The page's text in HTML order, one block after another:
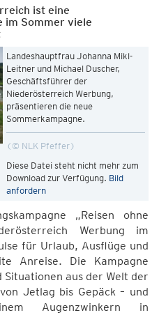
ist eine
im Sommer viele
Landeshauptfrau Johanna Mikl-
Leitner und Michael Duscher,
Geschäftsführer der
Niederösterreich Werbung,
präsentieren die neue
Sommerkampagne.
© NLK Pfeffer
Diese Datei steht nicht mehr zum
Download zur Verfügung. Bild
anfordern
„Reisen ohne
Werbung im
für Urlaub, Ausflüge und
Anreise. Die Kampagne
aus der Welt der
Jetlag bis Gepäck – und
Augenzwinkern in